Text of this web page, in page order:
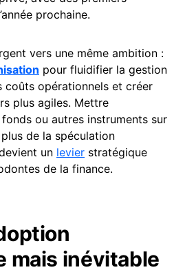
prochaine.
vers une même ambition :
pour fluidifier la gestion
coûts opérationnels et créer
plus agiles. Mettre
ou autres instruments sur
de la spéculation
un levier stratégique
de la finance.
mais inévitable